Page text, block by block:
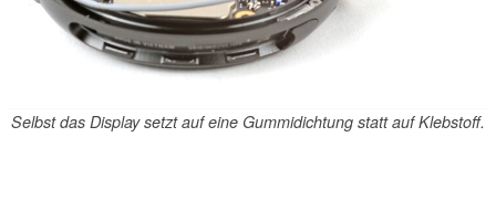
Selbst das Display setzt auf eine Gummidichtung statt auf Klebstoff.